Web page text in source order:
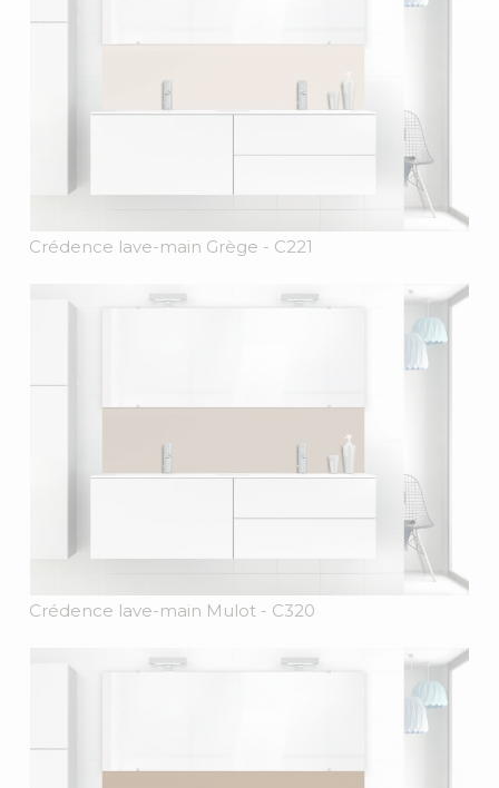
Crédence lave-main Grège - C221
Crédence lave-main Mulot - C320